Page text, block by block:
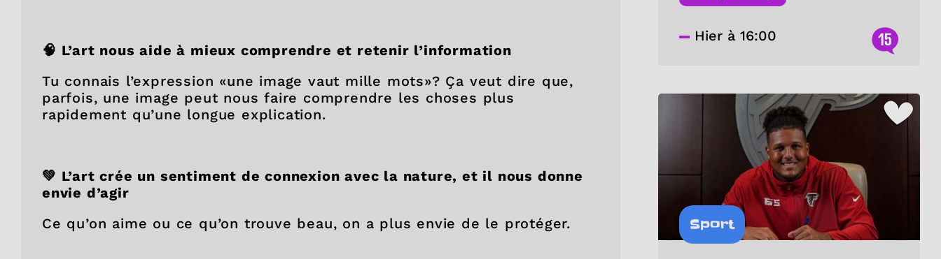
🧠 L’art nous aide à mieux comprendre et retenir l’information
Tu connais l’expression «une image vaut mille mots»? Ça veut dire que,
parfois, une image peut nous faire comprendre les choses plus
rapidement qu’une longue explication.
💚 L’art crée un sentiment de connexion avec la nature, et il nous donne
envie d’agir
Ce qu’on aime ou ce qu’on trouve beau, on a plus envie de le protéger.
Hier à 16:00 15
Sport